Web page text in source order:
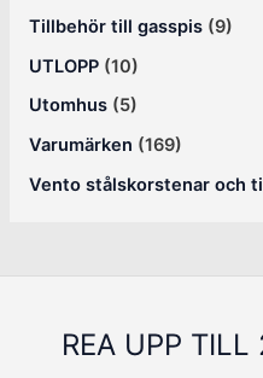
Tillbehör till gasspis (9)
UTLOPP (10)
Utomhus (5)
Varumärken (169)
Vento stålskorstenar och
REA UPP TILL